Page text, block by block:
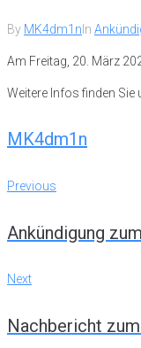
By MK4dm1n In
Am Freitag, 20. März
Weitere Infos finden Sie
MK4dm1n
Post
Previous
Previous
Ankündigung
Next
Next
Nachbericht